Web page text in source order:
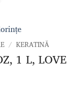
/ KERATINĂ
1 L, LOVE